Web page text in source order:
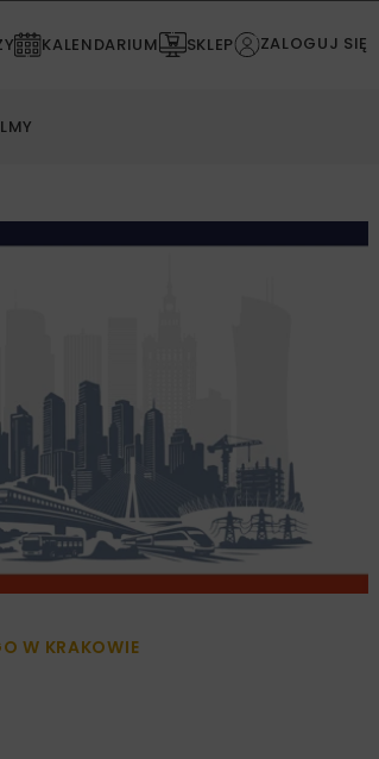
KALENDARIUM SKLEP ZALOGUJ SIĘ
W KRAKOWIE